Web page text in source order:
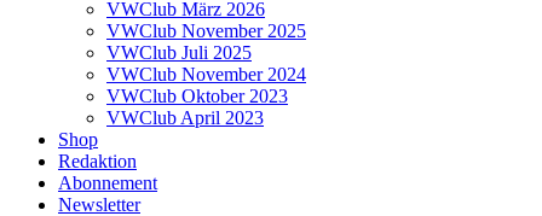
VWClub März 2026
VWClub November 2025
VWClub Juli 2025
VWClub November 2024
VWClub Oktober 2023
VWClub April 2023
Shop
Redaktion
Abonnement
Newsletter